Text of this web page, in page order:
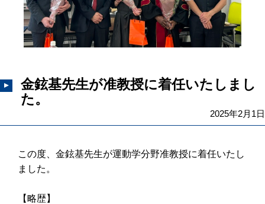
金鉉基先生が准教授に着任いたしまし
た。
2025年2月1日
この度、金鉉基先生が運動学分野准教授に着任いたし
ました。
【略歴】